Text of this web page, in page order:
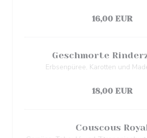
16,00 EUR
Geschmorte
Erbsenpüree, Karotten und
18,00 EUR
Couscous